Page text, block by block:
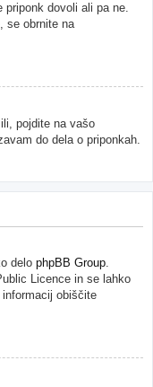
priponk dovoli ali pa ne.
se obrnite na
pojdite na vašo
do dela o priponkah.
delo phpBB Group.
Licence in se lahko
obiščite